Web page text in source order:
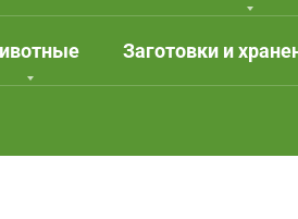
Заготовки и